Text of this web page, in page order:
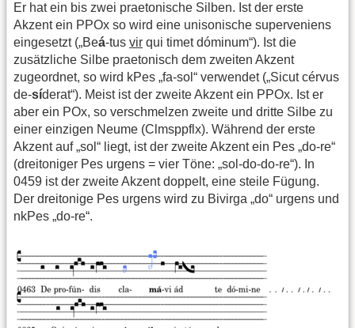
Er hat ein bis zwei praetonische Silben. Ist der erste
Akzent ein PPOx so wird eine unisonische superveniens
eingesetzt („Beá-tus vir qui timet dóminum“). Ist die
zusätzliche Silbe praetonisch dem zweiten Akzent
zugeordnet, so wird kPes „fa-sol“ verwendet („Sicut cérvus
de-síderat“). Meist ist der zweite Akzent ein PPOx. Ist er
aber ein POx, so verschmelzen zweite und dritte Silbe zu
einer einzigen Neume (Clmsppflx). Während der erste
Akzent auf „sol“ liegt, ist der zweite Akzent ein Pes „do-re“
(dreitoniger Pes urgens = vier Töne: „sol-do-do-re“). In
0459 ist der zweite Akzent doppelt, eine steile Fügung.
Der dreitonige Pes urgens wird zu Bivirga „do“ urgens und
nkPes „do-re“.